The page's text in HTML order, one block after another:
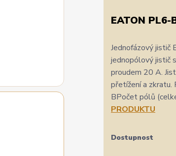
EATON PL6-
Jednofázový
jednopólový jistič
proudem 20 A.
přetížení a zkratu.
BPočet pólů
PRODUKTU
Dostupnost